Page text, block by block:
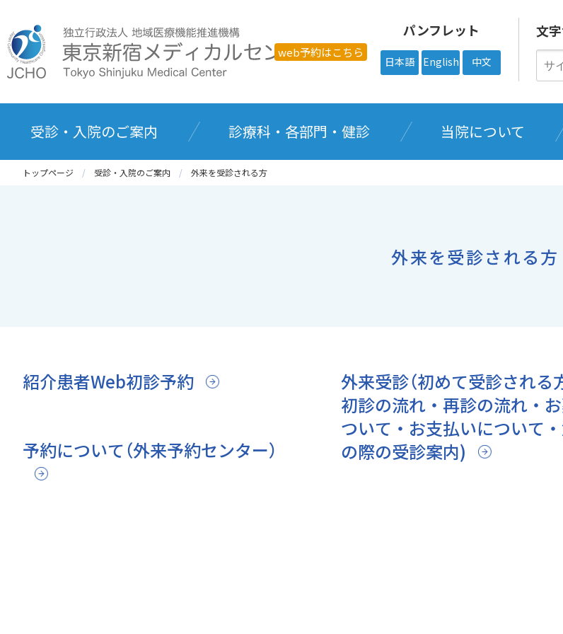
web予約はこちら
パンフレット
日本語 English 中文
文
受診・入院のご案内 診療科・各部門・健診 当院について
トップページ 受診・入院のご案内 外来を受診される方
外来を受診される方
紹介患者Web初診予約
予約について（外来予約センター）
外来受診（初めて受診される
初診の流れ・再診の流れ・
ついて・お支払いについて
の際の受診案内)